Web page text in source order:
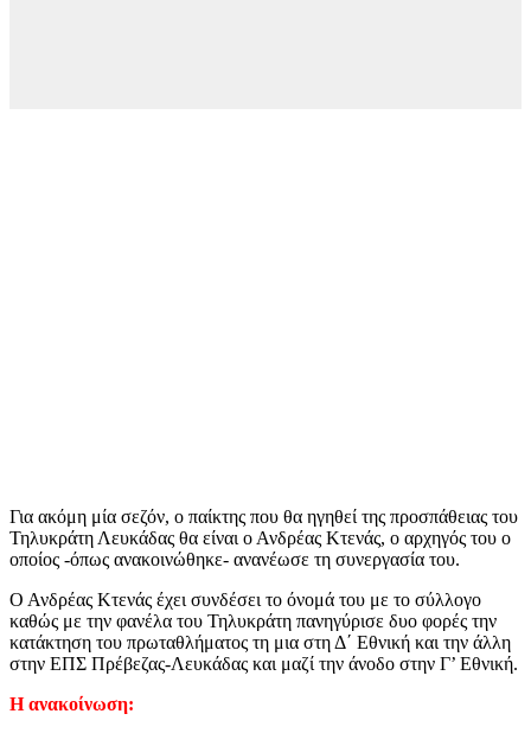
Για ακόμη μία σεζόν, ο παίκτης που θα ηγηθεί της προσπάθειας του
Τηλυκράτη Λευκάδας θα είναι ο Ανδρέας Κτενάς, ο αρχηγός του ο
οποίος -όπως ανακοινώθηκε- ανανέωσε τη συνεργασία του.
Ο Ανδρέας Κτενάς έχει συνδέσει το όνομά του με το σύλλογο
καθώς με την φανέλα του Τηλυκράτη πανηγύρισε δυο φορές την
κατάκτηση του πρωταθλήματος τη μια στη Δ΄ Εθνική και την άλλη
στην ΕΠΣ Πρέβεζας-Λευκάδας και μαζί την άνοδο στην Γ’ Εθνική.
Η ανακοίνωση: